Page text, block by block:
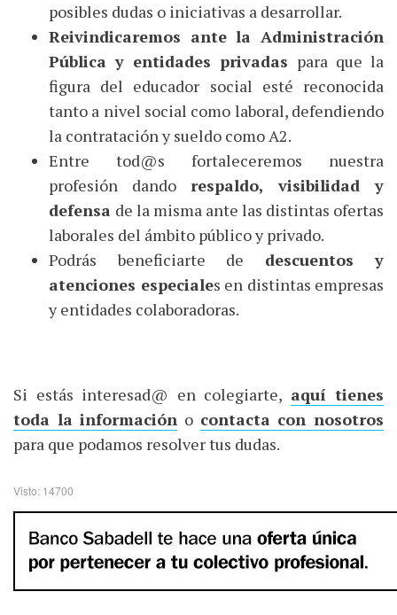
posibles dudas o iniciativas a desarrollar.
Reivindicaremos ante la Administración
Pública y entidades privadas para que la
figura del educador social esté reconocida
tanto a nivel social como laboral, defendiendo
la contratación y sueldo como A2.
Entre tod@s fortaleceremos nuestra
profesión dando respaldo, visibilidad y
defensa de la misma ante las distintas ofertas
laborales del ámbito público y privado.
Podrás beneficiarte de descuentos y
atenciones especiales en distintas empresas
y entidades colaboradoras.
Si estás interesad@ en colegiarte, aquí tienes
toda la información o contacta con nosotros
para que podamos resolver tus dudas.
Visto: 14700